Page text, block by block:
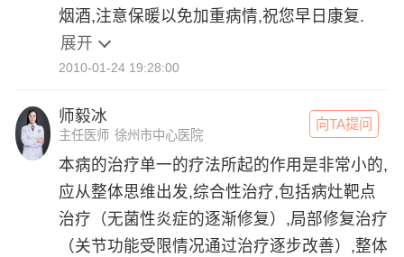
烟酒,注意保暖以免加重病情,祝您早日康复.
展开
2010-01-24 19:28:00
向TA提问
师毅冰
主任医师 徐州市中心医院
本病的治疗单一的疗法所起的作用是非常小的,
应从整体思维出发,综合性治疗,包括病灶靶点
治疗（无菌性炎症的逐渐修复）,局部修复治疗
（关节功能受限情况通过治疗逐步改善）,整体